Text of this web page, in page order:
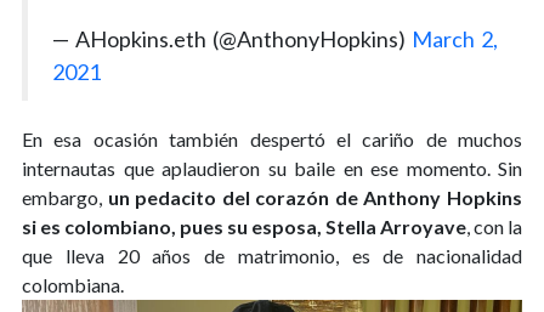
— AHopkins.eth (@AnthonyHopkins) March 2,
2021
En esa ocasión también despertó el cariño de muchos
internautas que aplaudieron su baile en ese momento. Sin
embargo, un pedacito del corazón de Anthony Hopkins
si es colombiano, pues su esposa, Stella Arroyave , con la
que lleva 20 años de matrimonio, es de nacionalidad
colombiana.